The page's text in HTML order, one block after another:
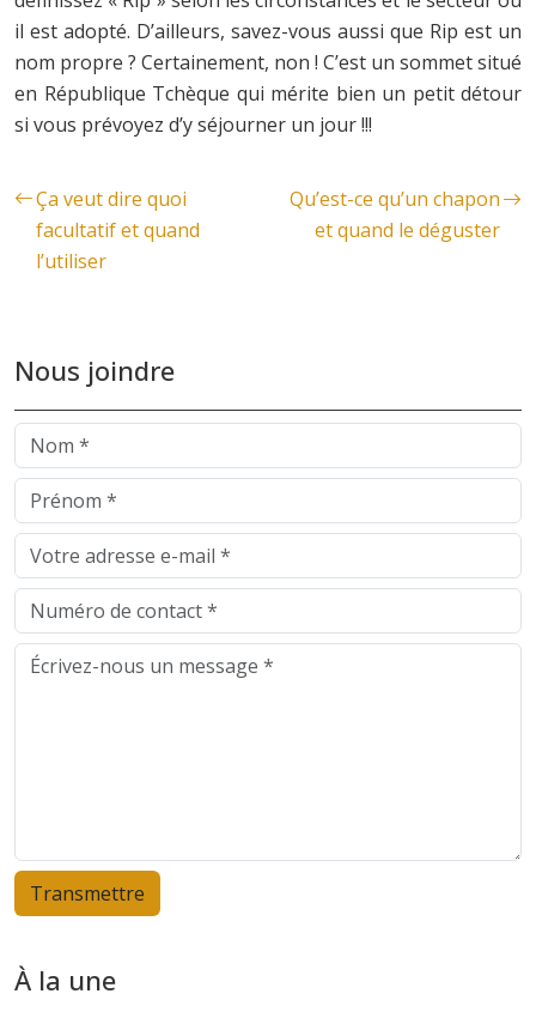
il est adopté. D’ailleurs, savez-vous aussi que Rip est un
nom propre ? Certainement, non ! C’est un sommet situé
en République Tchèque qui mérite bien un petit détour
si vous prévoyez d’y séjourner un jour !!!
Ça veut dire quoi
facultatif et quand
l’utiliser
Qu’est-ce qu’un chapon
et quand le déguster
Nous joindre
À la une